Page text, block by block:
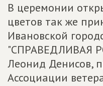
В церемонии
цветов так же
Ивановской
"СПРАВЕДЛИВАЯ
Леонид Денисов,
Ассоциации